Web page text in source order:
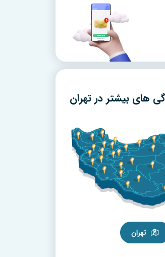
های بیشتر درتهران
تهران